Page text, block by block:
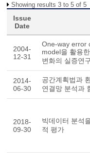
Showing results 3 to 5 of 5
Issue
Date
2004-
12-31
One-way error
model을 활용
변화의 실증연
2014-
06-30
공간계획법과
연결망 분석과
2018-
09-30
빅데이터 분석
적 평가